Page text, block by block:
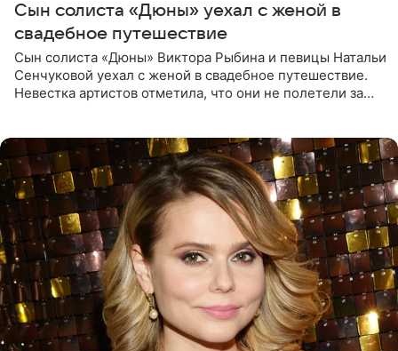
Сын солиста «Дюны» уехал с женой в
свадебное путешествие
Сын солиста «Дюны» Виктора Рыбина и певицы Натальи
Сенчуковой уехал с женой в свадебное путешествие.
Невестка артистов отметила, что они не полетели за